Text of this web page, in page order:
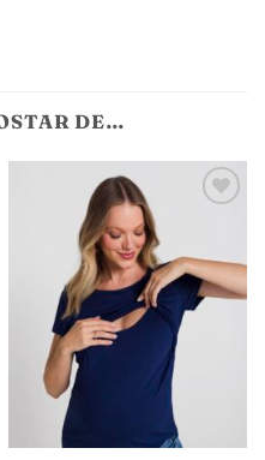
DE…
Adicionar
aos
meus
desejos